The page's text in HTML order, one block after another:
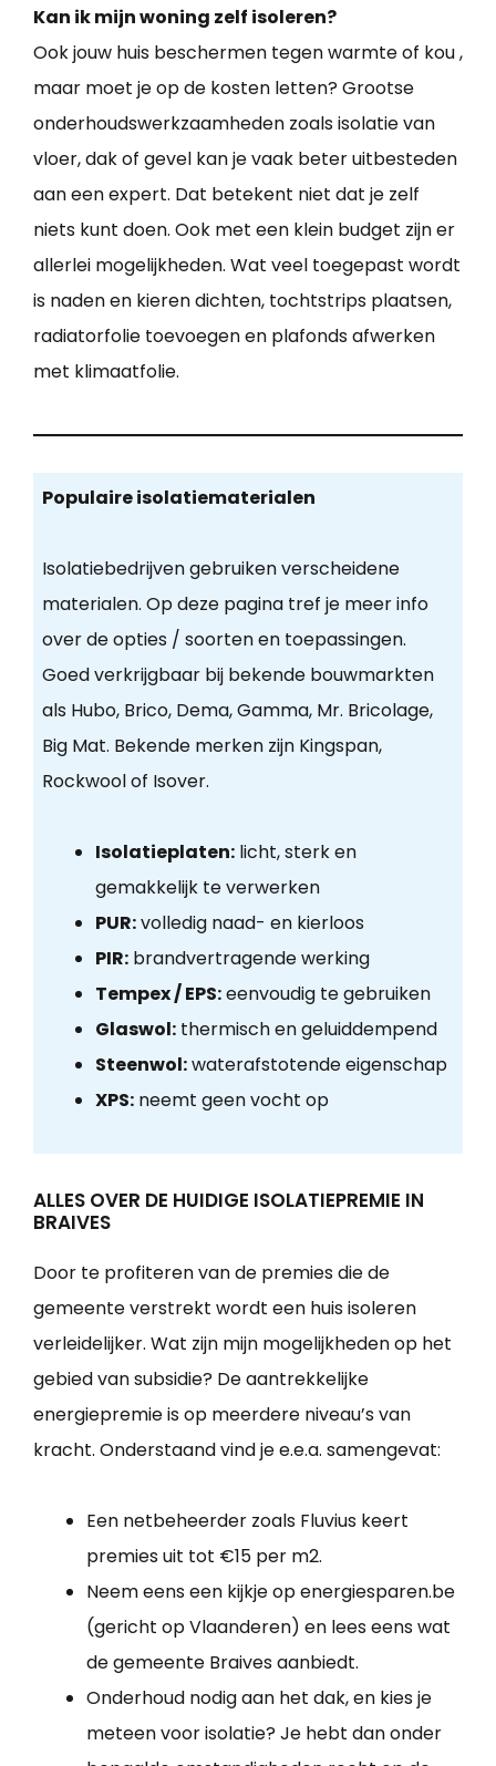
Kan ik mijn woning zelf isoleren?
Ook jouw huis beschermen tegen warmte of kou ,
maar moet je op de kosten letten? Grootse
onderhoudswerkzaamheden zoals isolatie van
vloer, dak of gevel kan je vaak beter uitbesteden
aan een expert. Dat betekent niet dat je zelf
niets kunt doen. Ook met een klein budget zijn er
allerlei mogelijkheden. Wat veel toegepast wordt
is naden en kieren dichten, tochtstrips plaatsen,
radiatorfolie toevoegen en plafonds afwerken
met klimaatfolie.
Populaire isolatiematerialen
Isolatiebedrijven gebruiken verscheidene
materialen. Op deze pagina tref je meer info
over de opties / soorten en toepassingen.
Goed verkrijgbaar bij bekende bouwmarkten
als Hubo, Brico, Dema, Gamma, Mr. Bricolage,
Big Mat. Bekende merken zijn Kingspan,
Rockwool of Isover.
Isolatieplaten:licht, sterk en
gemakkelijk te verwerken
PUR:volledig naad- en kierloos
PIR:brandvertragende werking
Tempex / EPS:eenvoudig te gebruiken
Glaswol:thermisch en geluiddempend
Steenwol:waterafstotende eigenschap
XPS:neemt geen vocht op
ALLES OVER DE HUIDIGE ISOLATIEPREMIE IN
BRAIVES
Door te profiteren van de premies die de
gemeente verstrekt wordt een huis isoleren
verleidelijker. Wat zijn mijn mogelijkheden op het
gebied van subsidie? De aantrekkelijke
energiepremie is op meerdere niveau’s van
kracht. Onderstaand vind je e.e.a. samengevat:
Een netbeheerder zoals Fluvius keert
premies uit tot €15 per m2.
Neem eens een kijkje op energiesparen.be
(gericht op Vlaanderen) en lees eens wat
de gemeente Braives aanbiedt.
Onderhoud nodig aan het dak, en kies je
meteen voor isolatie? Je hebt dan onder